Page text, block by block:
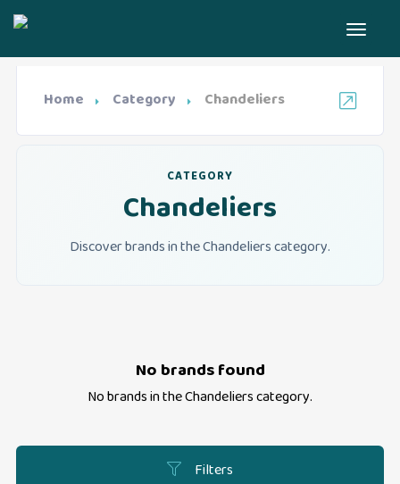
Home Category Chandeliers
CATEGORY
Chandeliers
Discover brands in the Chandeliers category.
Filters
No brands found
No brands in theChandelierscategory.